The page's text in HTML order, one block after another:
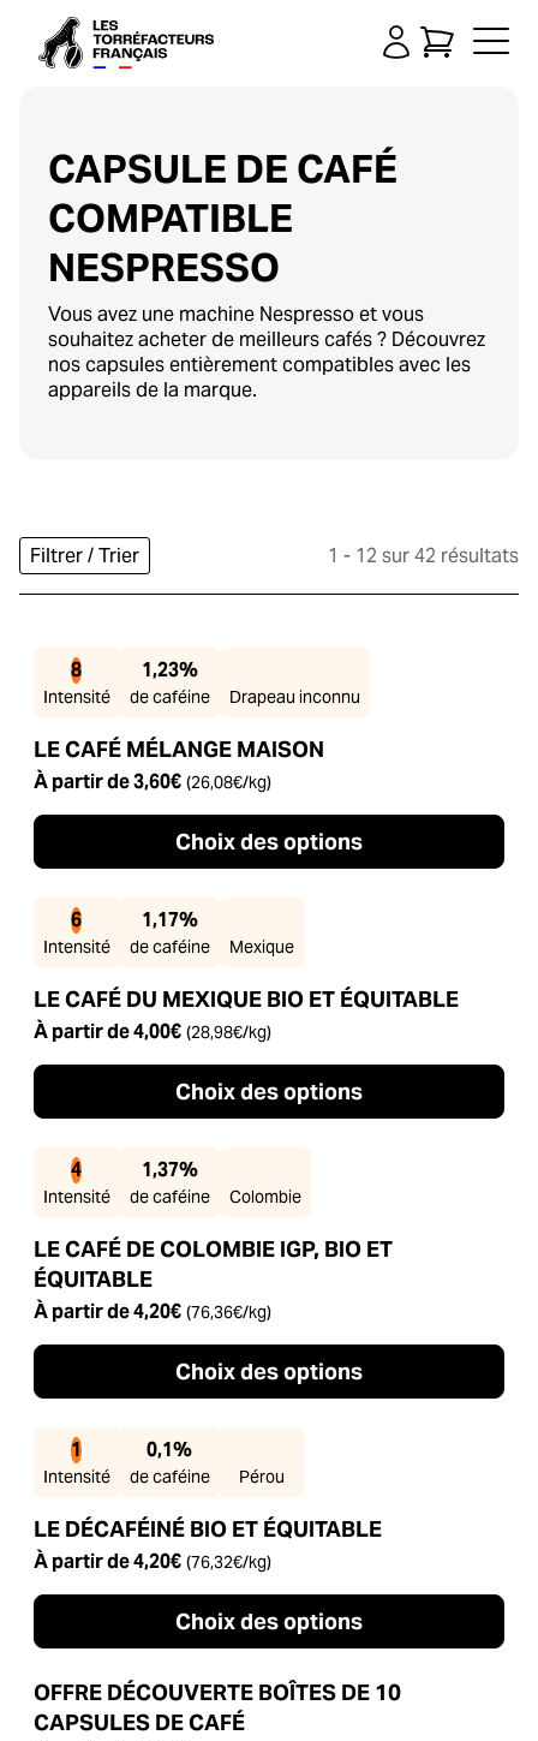
CAPSULE DE CAFÉ
COMPATIBLE
NESPRESSO
Vous avez une machine Nespresso et vous
souhaitez acheter de meilleurs cafés ? Découvrez
nos capsules entièrement compatibles avec les
appareils de la marque.
Filtrer / Trier 1 - 12 sur 42 résultats
8
Intensité
1,23%
de caféine Drapeau inconnu
LE CAFÉ MÉLANGE MAISON
À partir de3,60€ (26,08€/kg)
Choix des options
6
Intensité
1,17%
de caféine Mexique
LE CAFÉ DU MEXIQUE BIO ET ÉQUITABLE
À partir de4,00€ (28,98€/kg)
Choix des options
4
Intensité
1,37%
de caféine Colombie
LE CAFÉ DE COLOMBIE IGP, BIO ET
ÉQUITABLE
À partir de4,20€ (76,36€/kg)
Choix des options
1
Intensité
0,1%
de caféine Pérou
LE DÉCAFÉINÉ BIO ET ÉQUITABLE
À partir de4,20€ (76,32€/kg)
Choix des options
OFFRE DÉCOUVERTE BOÎTES DE 10
CAPSULES DE CAFÉ